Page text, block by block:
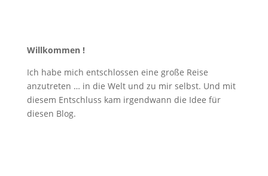
Willkommen !
Ich habe mich entschlossen eine große Reise
anzutreten … in die Welt und zu mir selbst. Und mit
diesem Entschluss kam irgendwann die Idee für
diesen Blog.